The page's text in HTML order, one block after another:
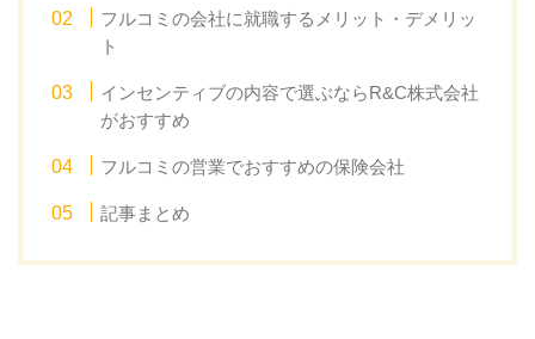
フルコミの会社に就職するメリット・デメリッ
ト
インセンティブの内容で選ぶならR&C株式会社
がおすすめ
フルコミの営業でおすすめの保険会社
記事まとめ